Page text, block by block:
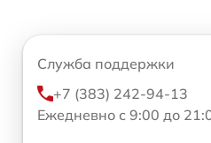
Служба поддержки
+7 (383) 242-94-13
Ежедневно с 9:00 до